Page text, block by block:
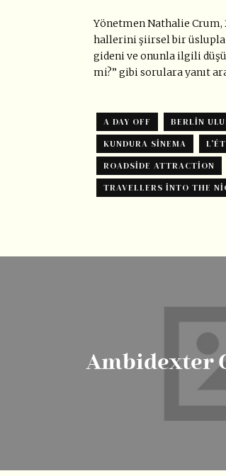
Yönetmen Nathalie Crum,
hallerini şiirsel bir üslupla
gideni ve onunla ilgili
mi?” gibi sorulara yanıt
A DAY OFF BERLIN
KUNDURA SINEMA
ROADSIDE ATTRACTION
TRAVELLERS INTO THE
Ambidexter